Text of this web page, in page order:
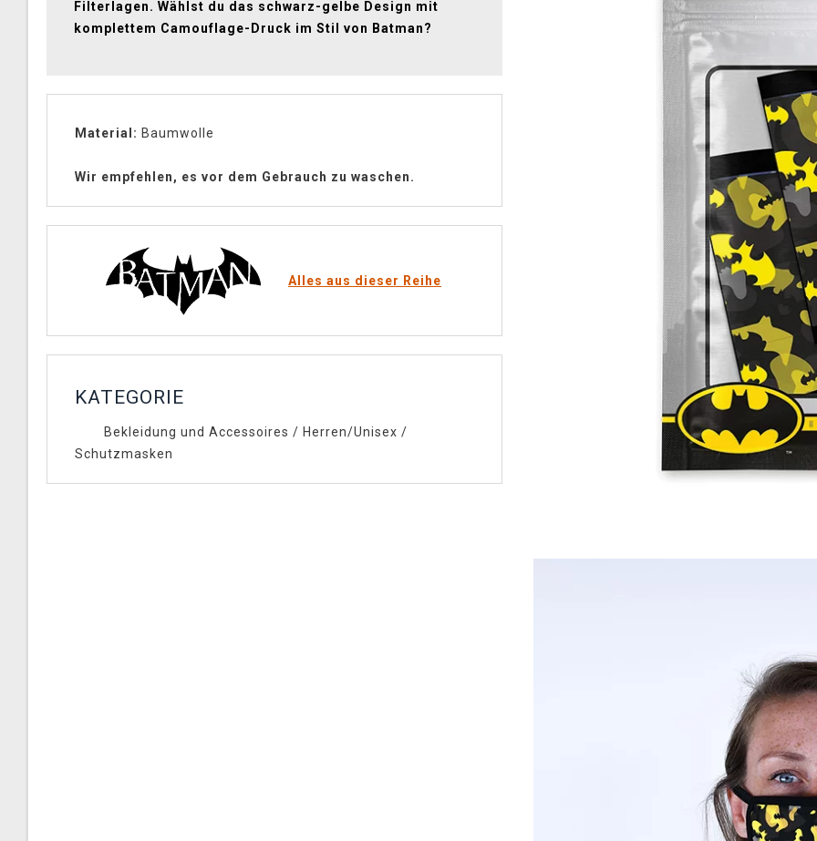
Filterlagen. Wählst du das schwarz-gelbe Design mit
komplettem Camouflage-Druck im Stil von Batman?
Material: Baumwolle
Wir empfehlen, es vor dem Gebrauch zu waschen.
Alles aus dieser Reihe
KATEGORIE
Bekleidung und Accessoires / Herren/Unisex /
Schutzmasken